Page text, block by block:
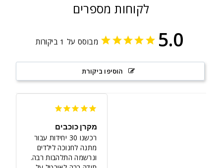
לקוחות מספרים
5.0 מבוסס על 1 ביקורות
הוסיפו ביקורת
מקרן כוכבים
רכשנו 30 יחידות עבור